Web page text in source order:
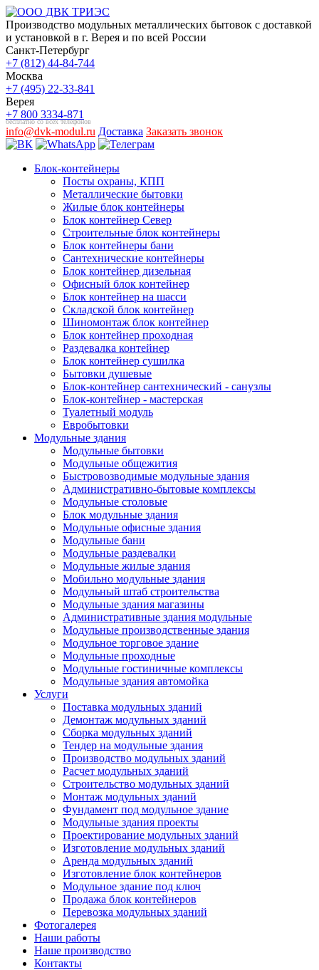
Производство модульных металлических бытовок с доставкой
и установкой в г. Верея и по всей России
Санкт-Петербург
+7 (812) 44-84-744
Москва
+7 (495) 22-33-841
Верея
+7 800 3334-871
бесплатно со всех телефонов
info@dvk-modul.ru Доставка Заказать звонок
Блок-контейнеры
Посты охраны, КПП
Металлические бытовки
Жилые блок контейнеры
Блок контейнер Север
Строительные блок контейнеры
Блок контейнеры бани
Сантехнические контейнеры
Блок контейнер дизельная
Офисный блок контейнер
Блок контейнер на шасси
Складской блок контейнер
Шиномонтаж блок контейнер
Блок контейнер проходная
Раздевалка контейнер
Блок контейнер сушилка
Бытовки душевые
Блок-контейнер сантехнический - санузлы
Блок-контейнер - мастерская
Туалетный модуль
Евробытовки
Модульные здания
Модульные бытовки
Модульные общежития
Быстровозводимые модульные здания
Административно-бытовые комплексы
Модульные столовые
Блок модульные здания
Модульные офисные здания
Модульные бани
Модульные раздевалки
Модульные жилые здания
Мобильно модульные здания
Модульный штаб строительства
Модульные здания магазины
Административные здания модульные
Модульные производственные здания
Модульное торговое здание
Модульные проходные
Модульные гостиничные комплексы
Модульные здания автомойка
Услуги
Поставка модульных зданий
Демонтаж модульных зданий
Сборка модульных зданий
Тендер на модульные здания
Производство модульных зданий
Расчет модульных зданий
Строительство модульных зданий
Монтаж модульных зданий
Фундамент под модульное здание
Модульные здания проекты
Проектирование модульных зданий
Изготовление модульных зданий
Аренда модульных зданий
Изготовление блок контейнеров
Модульное здание под ключ
Продажа блок контейнеров
Перевозка модульных зданий
Фотогалерея
Наши работы
Наше производство
Контакты